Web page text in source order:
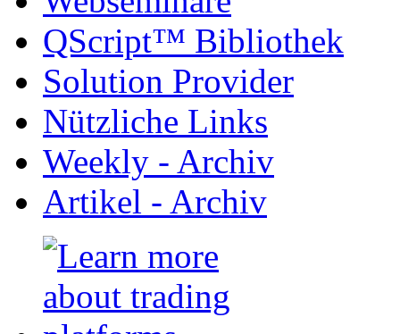
QScript™ Bibliothek
Solution Provider
Nützliche Links
Weekly - Archiv
Artikel - Archiv